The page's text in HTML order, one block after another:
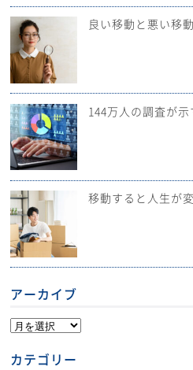
良い移動と悪い移
144万人の調査が
移動すると人生が
アーカイブ
カテゴリー